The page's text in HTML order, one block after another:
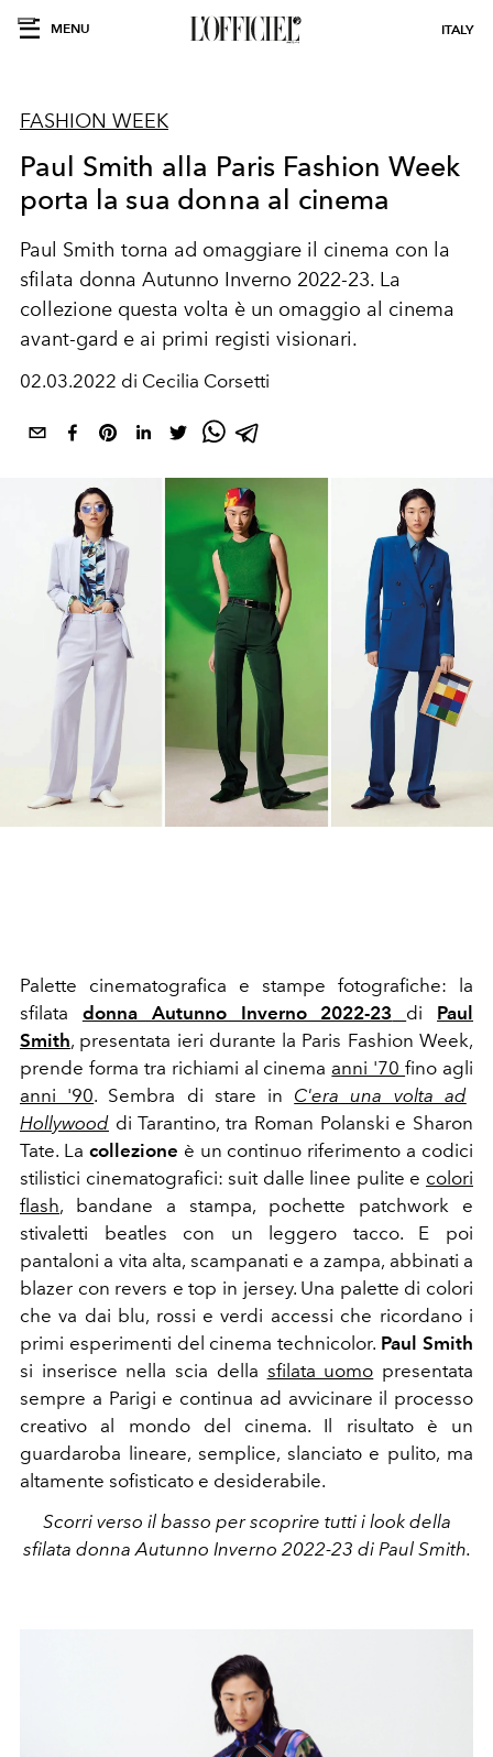
MENU ITALY
FASHION WEEK
Paul Smith alla Paris Fashion Week
porta la sua donna al cinema
Paul Smith torna ad omaggiare il cinema con la
sfilata donna Autunno Inverno 2022-23. La
collezione questa volta è un omaggio al cinema
avant-gard e ai primi registi visionari.
02.03.2022 di Cecilia Corsetti
Palette cinematografica e stampe fotografiche: la
sfilata donna Autunno Inverno 2022-23 di Paul
Smith, presentata ieri durante la Paris Fashion Week,
prende forma tra richiami al cinema anni '70fino agli
anni '90. Sembra di stare in C'era una volta ad
Hollywood di Tarantino, tra Roman Polanski e Sharon
Tate. La collezione è un continuo riferimento a codici
stilistici cinematografici: suit dalle linee pulite e colori
flash, bandane a stampa, pochette patchwork e
stivaletti beatles con un leggero tacco. E poi
pantaloni a vita alta, scampanati e a zampa, abbinati a
blazer con revers e top in jersey. Una palette di colori
che va dai blu, rossi e verdi accessi che ricordano i
primi esperimenti del cinema technicolor. Paul Smith
si inserisce nella scia della sfilata uomo presentata
sempre a Parigi e continua ad avvicinare il processo
creativo al mondo del cinema. Il risultato è un
guardaroba lineare, semplice, slanciato e pulito, ma
altamente sofisticato e desiderabile.
Scorri verso il basso per scoprire tutti i look della
sfilata donna Autunno Inverno 2022-23 di Paul Smith.